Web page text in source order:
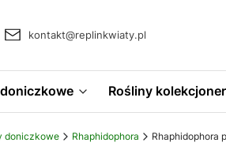
kontakt@replinkwiaty.pl
Rośliny
doniczkowe Rhaphidophora Rhaphidophora